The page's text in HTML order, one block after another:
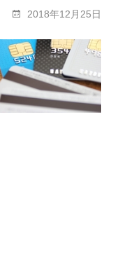
2018年12月25日